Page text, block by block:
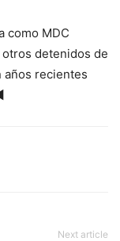
como MDC
detenidos de
recientes
Next article